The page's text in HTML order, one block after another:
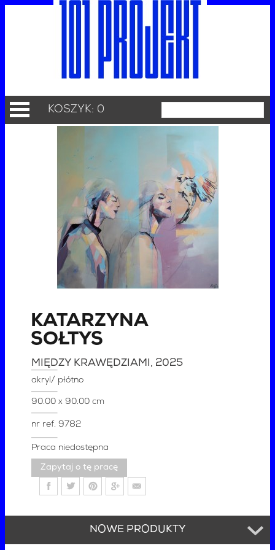
KOSZYK: 0
KATARZYNA
SOŁTYS
MIĘDZY KRAWĘDZIAMI , 2025
akryl/ płótno
90.00 x 90.00 cm
nr ref.9782
Praca niedostępna
Zapytaj o tę pracę
NOWE PRODUKTY